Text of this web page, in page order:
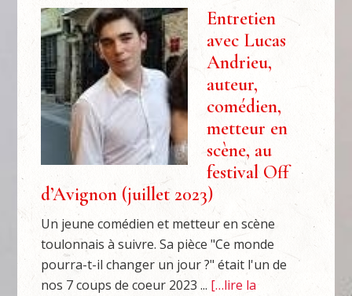
Entretien
avec Lucas
Andrieu,
auteur,
comédien,
metteur en
scène, au
festival Off
d’Avignon (juillet 2023)
Un jeune comédien et metteur en scène
toulonnais à suivre. Sa pièce "Ce monde
pourra-t-il changer un jour ?" était l'un de
nos 7 coups de coeur 2023 ... […lire la